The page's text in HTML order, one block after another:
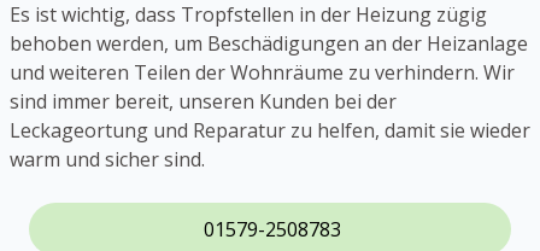
Es ist wichtig, dass Tropfstellen in der Heizung zügig
behoben werden, um Beschädigungen an der Heizanlage
und weiteren Teilen der Wohnräume zu verhindern. Wir
sind immer bereit, unseren Kunden bei der
Leckageortung und Reparatur zu helfen, damit sie wieder
warm und sicher sind.
01579-2508783